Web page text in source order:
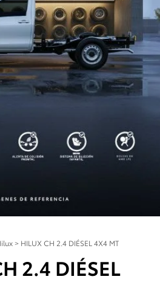
> HILUX CH 2.4 DIÉSEL 4X4 MT
2.4 DIÉSEL